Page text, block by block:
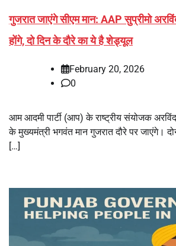
गुजरात जाएंगे सीएम मान: AAP सुप्रीमो
होंगे, दो दिन के दौरे का ये है शेड्यूल
February 20, 2026
0
आम आदमी पार्टी (आप) के राष्ट्रीय संयोजक
के मुख्यमंत्री भगवंत मान गुजरात दौरे पर जाएंगे।
[…]